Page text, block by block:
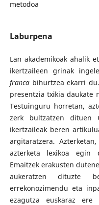
metodoa
Laburpena
Lan akademikoak ahalik
ikertzaileen grinak
francabihurtzea ekarri
presentzia txikia daukate
Testuinguru horretan,
zerk bultzatzen dituen
ikertzaileak beren
argitaratzera.
azterketa lexikoa egin
Emaitzek erakusten
aukeratzen dituzte
errekonozimendu eta
ezagutza euskaraz ere